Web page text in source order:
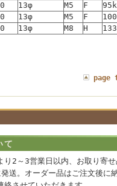
13φ M5 F
13φ M5 F
13φ M8 H
page
て
り2～3営業日以内、お取り寄せ
送。オーダー品はご注文後に